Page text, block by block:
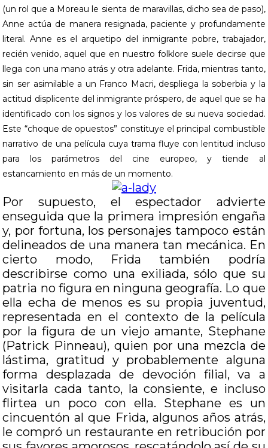
(un rol que a Moreau le sienta de maravillas, dicho sea de paso),
Anne actúa de manera resignada, paciente y profundamente
literal. Anne es el arquetipo del inmigrante pobre, trabajador,
recién venido, aquel que en nuestro folklore suele decirse que
llega con una mano atrás y otra adelante. Frida, mientras tanto,
sin ser asimilable a un Franco Macri, despliega la soberbia y la
actitud displicente del inmigrante próspero, de aquel que se ha
identificado con los signos y los valores de su nueva sociedad.
Este “choque de opuestos” constituye el principal combustible
narrativo de una película cuya trama fluye con lentitud incluso
para los parámetros del cine europeo, y tiende al
estancamiento en más de un momento.
Por supuesto, el espectador advierte
enseguida que la primera impresión engaña
y, por fortuna, los personajes tampoco están
delineados de una manera tan mecánica. En
cierto modo, Frida también podría
describirse como una exiliada, sólo que su
patria no figura en ninguna geografía. Lo que
ella echa de menos es su propia juventud,
representada en el contexto de la película
por la figura de un viejo amante, Stephane
(Patrick Pinneau), quien por una mezcla de
lástima, gratitud y probablemente alguna
forma desplazada de devoción filial, va a
visitarla cada tanto, la consiente, e incluso
flirtea un poco con ella. Stephane es un
cincuentón al que Frida, algunos años atrás,
le compró un restaurante en retribución por